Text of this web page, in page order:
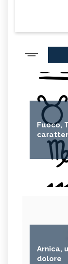
Fuoco,
Arnica,
dolore